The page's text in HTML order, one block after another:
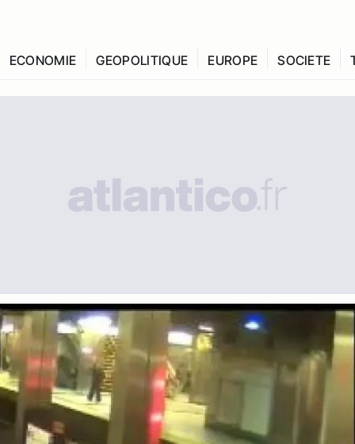
ECONOMIE GEOPOLITIQUE EUROPE SOCIETE